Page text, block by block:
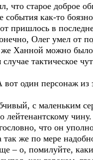
что старое доброе
как-то
пришлось в
Олег умел от
Ханной можно было
тактическое
один персонаж из
с маленьким
лейтенантскому
что он
же по мере
– о, помилуйте,